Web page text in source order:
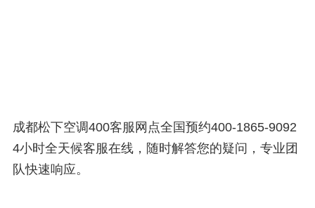
成都松下空调400客服网点全国预约400-1865-9092
4小时全天候客服在线，随时解答您的疑问，专业团
队快速响应。